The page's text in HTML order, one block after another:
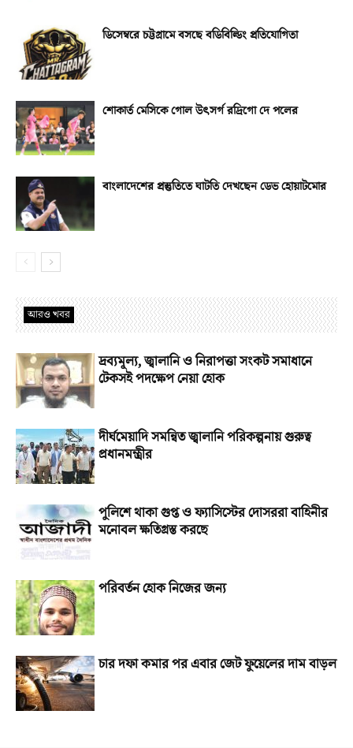
ডিসেম্বরে চট্টগ্রামে বসছে বডিবিল্ডিং প্রতিযোগিতা
শোকার্ত মেসিকে গোল উৎসর্গ রদ্রিগো দে পলের
বাংলাদেশের প্রস্তুতিতে ঘাটতি দেখছেন ডেভ হোয়াটমোর
আরও খবর
দ্রব্যমূল্য, জ্বালানি ও নিরাপত্তা সংকট সমাধানে
টেকসই পদক্ষেপ নেয়া হোক
দীর্ঘমেয়াদি সমন্বিত জ্বালানি পরিকল্পনায় গুরুত্ব
প্রধানমন্ত্রীর
পুলিশে থাকা গুপ্ত ও ফ্যাসিস্টের দোসররা বাহিনীর
মনোবল ক্ষতিগ্রস্ত করছে
পরিবর্তন হোক নিজের জন্য
চার দফা কমার পর এবার জেট ফুয়েলের দাম বাড়ল